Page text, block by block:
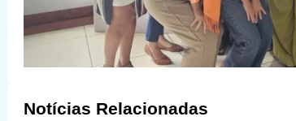
Notícias Relacionadas